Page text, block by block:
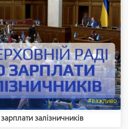
#важливо
залізничників